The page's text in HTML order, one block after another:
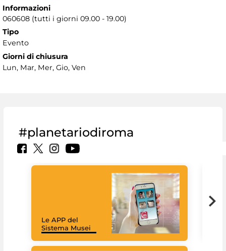
Informazioni
060608 (tutti i giorni 09.00 - 19.00)
Tipo
Evento
Giorni di chiusura
Lun, Mar, Mer, Gio, Ven
#planetariodiroma
Le APP del
Sistema Musei